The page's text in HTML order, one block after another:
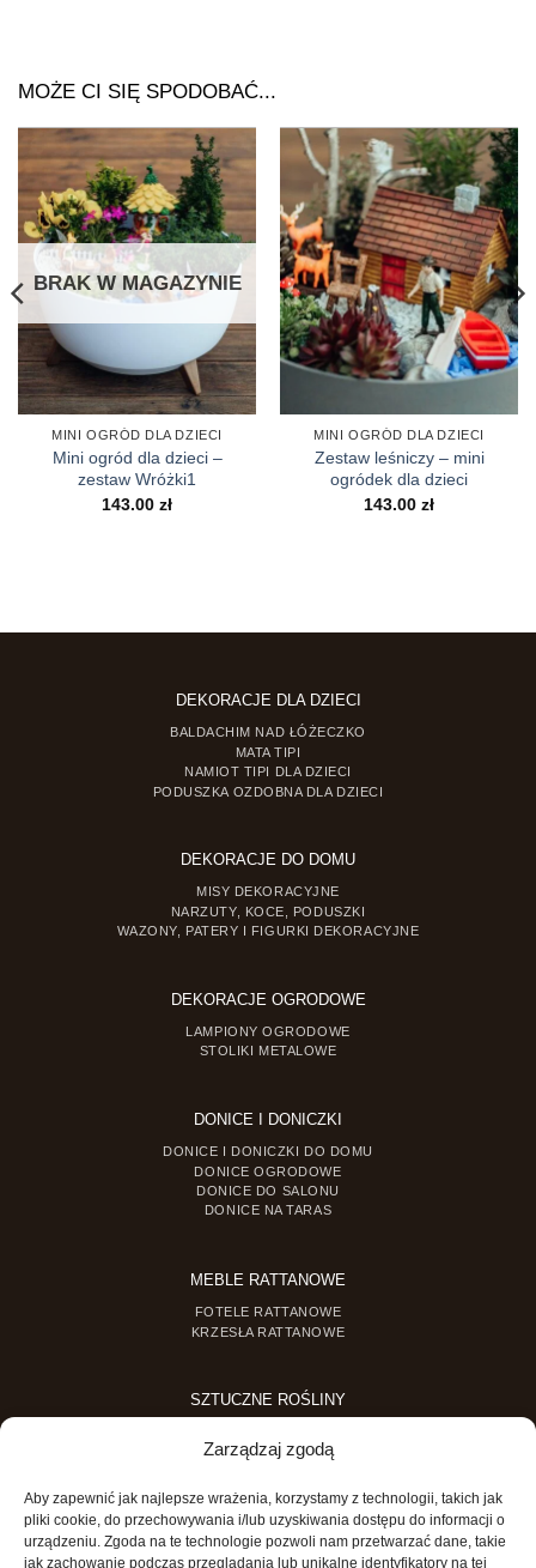
Zarządzaj zgodą
Aby zapewnić jak najlepsze wrażenia, korzystamy z technologii, takich jak
pliki cookie, do przechowywania i/lub uzyskiwania dostępu do informacji o
urządzeniu. Zgoda na te technologie pozwoli nam przetwarzać dane, takie
jak zachowanie podczas przeglądania lub unikalne identyfikatory na tej
MOŻE CI SIĘ SPODOBAĆ...
BRAK W MAGAZYNIE
MINI OGRÓD DLA DZIECI
Mini ogród dla dzieci –
zestaw Wróżki1
143.00 zł
MINI OGRÓD DLA DZIECI
Zestaw leśniczy – mini
ogródek dla dzieci
143.00 zł
DEKORACJE DLA DZIECI
BALDACHIM NAD ŁÓŻECZKO
MATA TIPI
NAMIOT TIPI DLA DZIECI
PODUSZKA OZDOBNA DLA DZIECI
DEKORACJE DO DOMU
MISY DEKORACYJNE
NARZUTY, KOCE, PODUSZKI
WAZONY, PATERY I FIGURKI DEKORACYJNE
DEKORACJE OGRODOWE
LAMPIONY OGRODOWE
STOLIKI METALOWE
DONICE I DONICZKI
DONICE I DONICZKI DO DOMU
DONICE OGRODOWE
DONICE DO SALONU
DONICE NA TARAS
MEBLE RATTANOWE
FOTELE RATTANOWE
KRZESŁA RATTANOWE
SZTUCZNE ROŚLINY
SZTUCZNE ROŚLINY DONICZKOWE
MINI OGRODY
MINI OGRÓD DLA DZIECI